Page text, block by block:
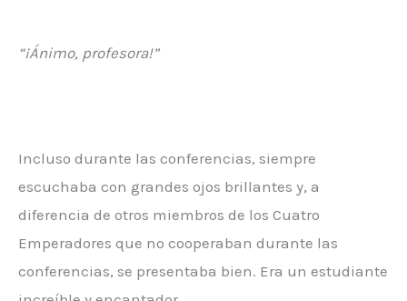
“¡Ánimo, profesora!”
Incluso durante las conferencias, siempre
escuchaba con grandes ojos brillantes y, a
diferencia de otros miembros de los Cuatro
Emperadores que no cooperaban durante las
conferencias, se presentaba bien. Era un estudiante